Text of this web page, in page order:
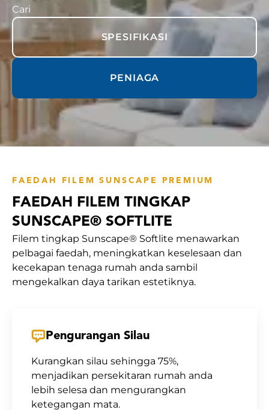
Cari
SPESIFIKASI
PENIAGA
FAEDAH FILEM SUNSCAPE PREMIUM
FAEDAH FILEM TINGKAP
SUNSCAPE® SOFTLITE
Filem tingkap Sunscape® Softlite menawarkan
pelbagai faedah, meningkatkan keselesaan dan
kecekapan tenaga rumah anda sambil
mengekalkan daya tarikan estetiknya.
Pengurangan Silau
Kurangkan silau sehingga 75%,
menjadikan persekitaran rumah anda
lebih selesa dan mengurangkan
ketegangan mata.